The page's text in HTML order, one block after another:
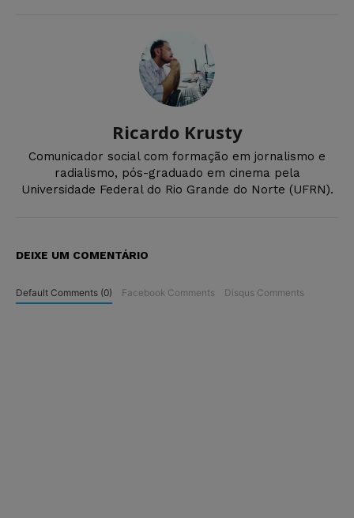
Ricardo Krusty
Comunicador social com formação em jornalismo e
radialismo, pós-graduado em cinema pela
Universidade Federal do Rio Grande do Norte (UFRN).
DEIXE UM COMENTÁRIO
Default Comments (0) Facebook Comments Disqus Comments